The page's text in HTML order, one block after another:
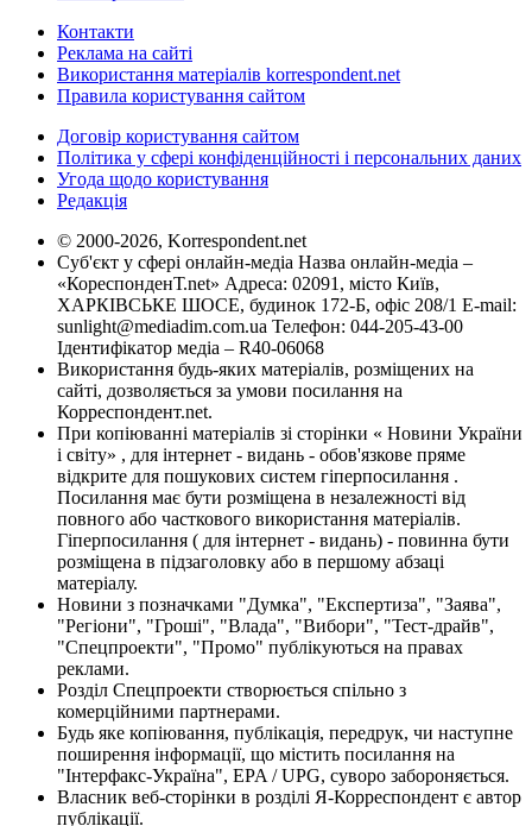
Контакти
Реклама на сайті
Використання матеріалів korrespondent.net
Правила користування сайтом
Договір користування сайтом
Політика у сфері конфіденційності і персональних даних
Угода щодо користування
Редакція
© 2000-2026, Korrespondent.net
Суб'єкт у сфері онлайн-медіа Назва онлайн-медіа –
«КореспонденТ.net» Адреса: 02091, місто Київ,
ХАРКІВСЬКЕ ШОСЕ, будинок 172-Б, офіс 208/1 E-mail:
sunlight@mediadim.com.ua Телефон: 044-205-43-00
Ідентифікатор медіа – R40-06068
Використання будь-яких матеріалів, розміщених на
сайті, дозволяється за умови посилання на
Корреспондент.net.
При копіюванні матеріалів зі сторінки « Новини України
і світу» , для інтернет - видань - обов'язкове пряме
відкрите для пошукових систем гіперпосилання .
Посилання має бути розміщена в незалежності від
повного або часткового використання матеріалів.
Гіперпосилання ( для інтернет - видань) - повинна бути
розміщена в підзаголовку або в першому абзаці
матеріалу.
Новини з позначками "Думка", "Експертиза", "Заява",
"Регіони", "Гроші", "Влада", "Вибори", "Тест-драйв",
"Спецпроекти", "Промо" публікуються на правах
реклами.
Розділ Спецпроекти створюється спільно з
комерційними партнерами.
Будь яке копіювання, публікація, передрук, чи наступне
поширення інформації, що містить посилання на
"Інтерфакс-Україна", EPA / UPG, суворо забороняється.
Власник веб-сторінки в розділі Я-Корреспондент є автор
публікації.